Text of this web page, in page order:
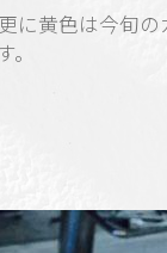
に黄色は今旬の